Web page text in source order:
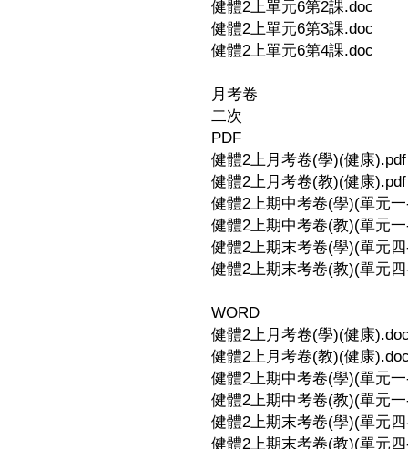
健體2上單元6第2課.doc
健體2上單元6第3課.doc
健體2上單元6第4課.doc
月考卷
二次
PDF
健體2上月考卷(學)(健康).pdf
健體2上月考卷(教)(健康).pdf
健體2上期中考卷(學)(單元
健體2上期中考卷(教)(單元
健體2上期末考卷(學)(單元
健體2上期末考卷(教)(單元
WORD
健體2上月考卷(學)(健康
健體2上月考卷(教)(健康
健體2上期中考卷(學)(單元
健體2上期中考卷(教)(單元
健體2上期末考卷(學)(單元
健體2上期末考卷(教)(單元